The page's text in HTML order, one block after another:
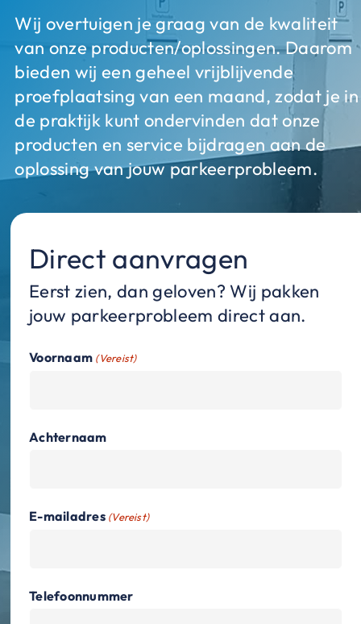
Wij overtuigen je graag van de kwaliteit
van onze producten/oplossingen. Daarom
bieden wij een geheel vrijblijvende
proefplaatsing van een maand, zodat je in
de praktijk kunt ondervinden dat onze
producten en service bijdragen aan de
oplossing van jouw parkeerprobleem.
Direct aanvragen
Eerst zien, dan geloven? Wij pakken
jouw parkeerprobleem direct aan.
Voornaam (Vereist)
Achternaam
E-mailadres (Vereist)
Telefoonnummer